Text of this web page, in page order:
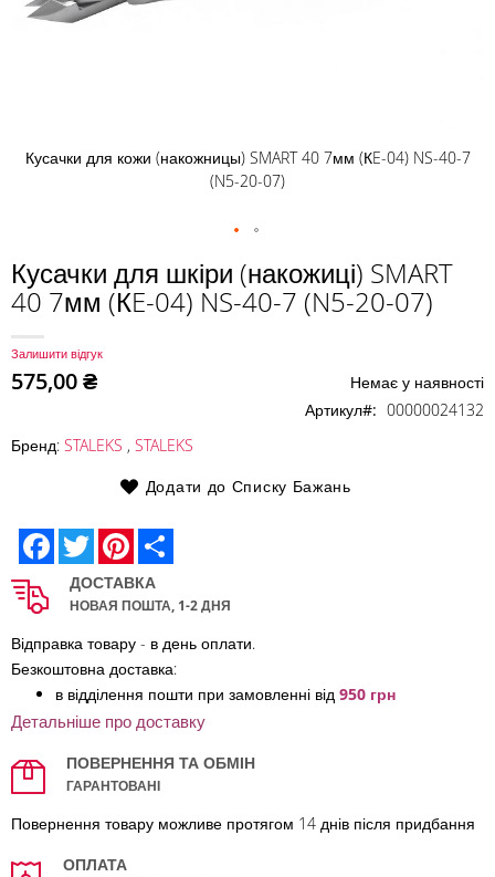
Кусачки для кожи (накожницы) SMART 40 7мм (КE-04) NS-40-7
(N5-20-07)
до
початку
зображень
Кусачки для шкіри (накожиці) SMART
40 7мм (КE-04) NS-40-7 (N5-20-07)
Залишити відгук
575,00 ₴
Немає у наявності
Артикул
00000024132
Бренд: STALEKS , STALEKS
Додати до Списку Бажань
Facebook
Twitter Pinterest
ДОСТАВКА
НОВАЯ ПОШТА, 1-2 ДНЯ
Відправка товару - в день оплати.
Безкоштовна доставка:
в відділення пошти при замовленні від 950 грн
Детальніше про доставку
ПОВЕРНЕННЯ ТА ОБМІН
ГАРАНТОВАНІ
Повернення товару можливе протягом 14 днів після придбання
ОПЛАТА